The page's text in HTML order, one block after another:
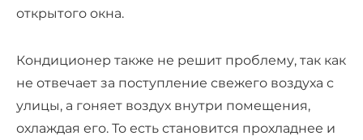
открытого окна.
Кондиционер также не решит проблему, так как
не отвечает за поступление свежего воздуха с
улицы, а гоняет воздух внутри помещения,
охлаждая его. То есть становится прохладнее и